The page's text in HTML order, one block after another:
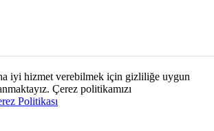
iyi hizmet verebilmek için gizliliğe uygun
Çerez politikamızı
Politikası